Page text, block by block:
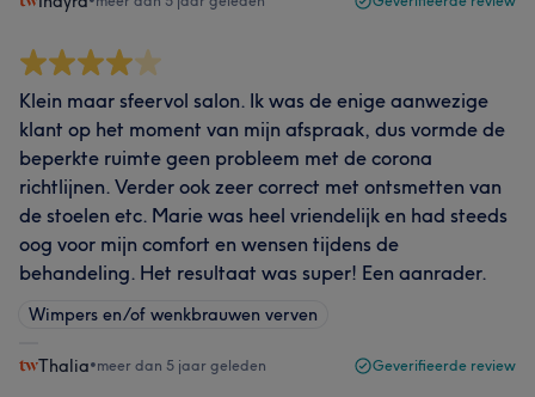
Klein maar sfeervol salon. Ik was de enige aanwezige
klant op het moment van mijn afspraak, dus vormde de
beperkte ruimte geen probleem met de corona
richtlijnen. Verder ook zeer correct met ontsmetten van
de stoelen etc. Marie was heel vriendelijk en had steeds
oog voor mijn comfort en wensen tijdens de
behandeling. Het resultaat was super! Een aanrader.
Wimpers en/of wenkbrauwen verven
Thalia•meer dan 5 jaar geleden Geverifieerde review